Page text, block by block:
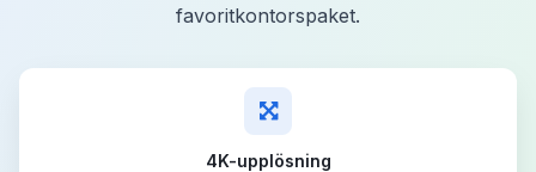
favoritkontorspaket.
4K-upplösning